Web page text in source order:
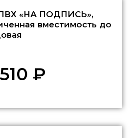
ПВХ «НА ПОДПИСЬ»,
вместимость до
510 ₽